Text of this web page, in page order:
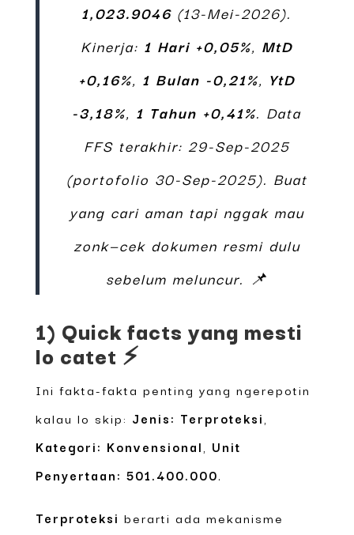
1,023.9046 (13-Mei-2026).
Kinerja: 1 Hari +0,05%, MtD
+0,16%, 1 Bulan -0,21%, YtD
-3,18%, 1 Tahun +0,41%. Data
FFS terakhir: 29-Sep-2025
(portofolio 30-Sep-2025). Buat
yang cari aman tapi nggak mau
zonk—cek dokumen resmi dulu
sebelum meluncur. 📌
1) Quick facts yang mesti
lo catet ⚡
Ini fakta-fakta penting yang ngerepotin
kalau lo skip: Jenis: Terproteksi
Kategori: Konvensional
Unit
Penyertaan: 501.400.000.
Terproteksi berarti ada mekanisme